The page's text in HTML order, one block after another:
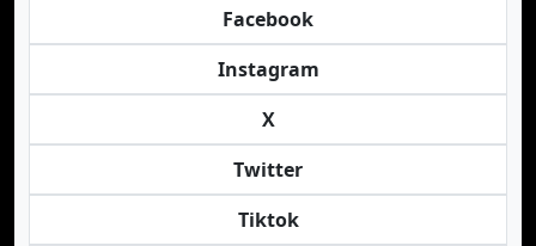
Facebook
Instagram
X
Twitter
Tiktok